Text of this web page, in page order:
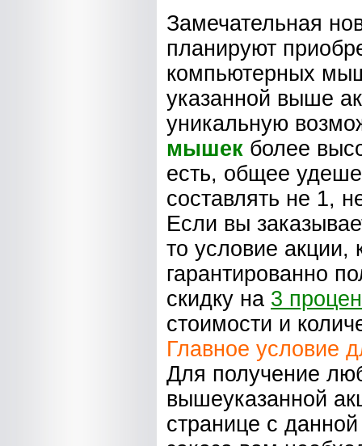
Замечательная
планируют
компьютерных
указанной выше
уникальную
мышек более
есть, общее
составлять не 1,
Если вы
то условие акции,
гарантированно
скидку на 3
стоимости и
Главное условие
Для получение
вышеуказанной
странице с